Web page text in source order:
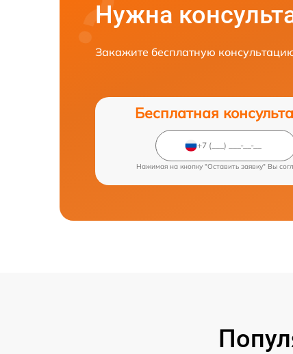
Нужна
Закажите бесплатную
Бесплатная
Нажимая на кнопку "Оставить заявку" Вы